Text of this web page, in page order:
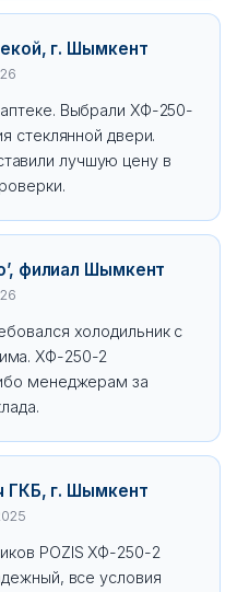
г. Шымкент
Выбрали ХФ-250-
стеклянной двери.
лучшую цену в
филиал Шымкент
холодильник с
ХФ-250-2
менеджерам за
ГКБ, г. Шымкент
POZIS ХФ-250-2
все условия